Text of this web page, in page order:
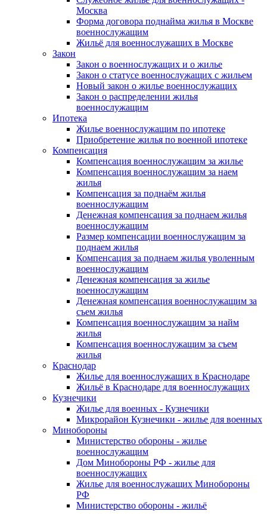
Москва
Форма договора поднайма жилья в Москве
военнослужащим
Жильё для военнослужащих в Москве
Закон
Закон о военнослужащих и о жилье
Закон о статусе военнослужащих с жильем
Новый закон о жилье военнослужащих
Закон о распределении жилья
военнослужащим
Ипотека
Жилье военнослужащим по ипотеке
Приобретение жилья по военной ипотеке
Компенсация
Компенсация военнослужащим за жилье
Компенсация военнослужащим за наем
жилья
Компенсация за поднаём жилья
военнослужащим
Денежная компенсация за поднаем жилья
военнослужащим
Размер компенсации военнослужащим за
поднаем жилья
Компенсация за поднаем жилья уволенным
военнослужащим
Денежная компенсация за жилье
военнослужащим
Денежная компенсация военнослужащим за
съем жилья
Компенсация военнослужащим за найм
жилья
Компенсация военнослужащим за съем
жилья
Краснодар
Жилье для военнослужащих в Краснодаре
Жильё в Краснодаре для военнослужащих
Кузнечики
Жилье для военных - Кузнечики
Микрорайон Кузнечики - жилье для военных
Минобороны
Министерство обороны - жилье
военнослужащим
Дом Минобороны РФ - жилье для
военнослужащих
Жилье для военнослужащих Минобороны
РФ
Министерство обороны - жильё